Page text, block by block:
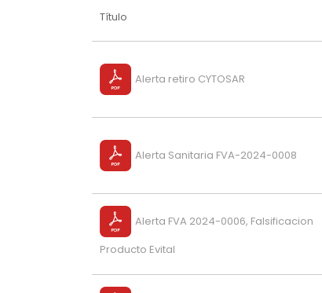
Título
Alerta retiro CYTOSAR
Alerta Sanitaria FVA-2024-0008
Alerta FVA 2024-0006, Falsificacion
Producto Evital